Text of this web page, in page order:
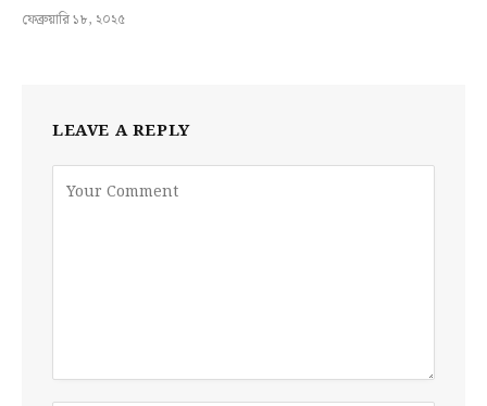
ফেব্রুয়ারি ১৮, ২০২৫
LEAVE A REPLY